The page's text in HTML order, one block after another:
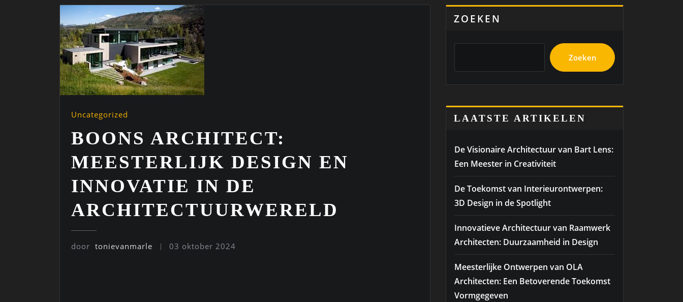
Uncategorized
BOONS ARCHITECT:
MEESTERLIJK DESIGN EN
INNOVATIE IN DE
ARCHITECTUURWERELD
door tonievanmarle 03 oktober 2024
ZOEKEN
Zoeken
LAATSTE ARTIKELEN
De Visionaire Architectuur van Bart Lens:
Een Meester in Creativiteit
De Toekomst van Interieurontwerpen:
3D Design in de Spotlight
Innovatieve Architectuur van Raamwerk
Architecten: Duurzaamheid in Design
Meesterlijke Ontwerpen van OLA
Architecten: Een Betoverende Toekomst
Vormgegeven